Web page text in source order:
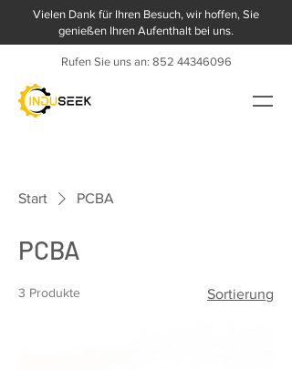
Vielen Dank für Ihren Besuch, wir hoffen, Sie
genießen Ihren Aufenthalt bei uns.
Rufen Sie uns an: 852 44346096
Start PCBA
PCBA
3 Produkte Sortierung